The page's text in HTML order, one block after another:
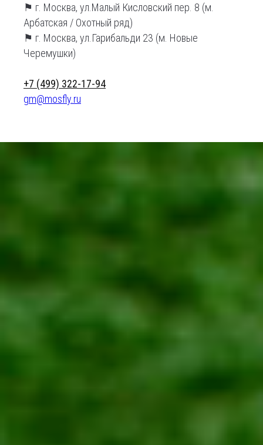
⚑ г. Москва, ул.Малый Кисловский пер. 8 (м.
Арбатская / Охотный ряд)
⚑ г. Москва, ул.Гарибальди 23 (м. Новые
Черемушки)
+7 (499) 322-17-94
gm@mosfly.ru